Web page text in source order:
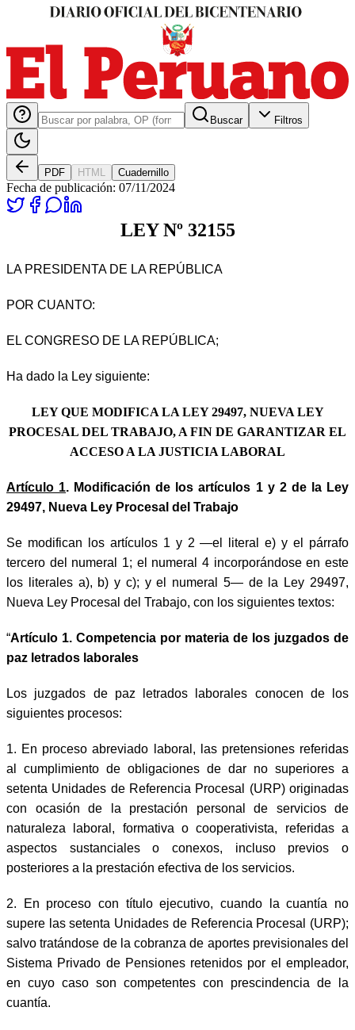
Buscar Filtros
PDF HTML Cuadernillo
Fecha de publicación: 07/11/2024
LEY Nº 32155
LA PRESIDENTA DE LA REPÚBLICA
POR CUANTO:
EL CONGRESO DE LA REPÚBLICA;
Ha dado la Ley siguiente:
LEY QUE MODIFICA LA LEY 29497, NUEVA LEY
PROCESAL DEL TRABAJO, A FIN DE GARANTIZAR EL
ACCESO A LA JUSTICIA LABORAL
Artículo 1. Modificación de los artículos 1 y 2 de la Ley
29497, Nueva Ley Procesal del Trabajo
Se modifican los artículos 1 y 2 —el literal e) y el párrafo
tercero del numeral 1; el numeral 4 incorporándose en este
los literales a), b) y c); y el numeral 5— de la Ley 29497,
Nueva Ley Procesal del Trabajo, con los siguientes textos:
“Artículo 1. Competencia por materia de los juzgados de
paz letrados laborales
Los juzgados de paz letrados laborales conocen de los
siguientes procesos:
1. En proceso abreviado laboral, las pretensiones referidas
al cumplimiento de obligaciones de dar no superiores a
setenta Unidades de Referencia Procesal (URP) originadas
con ocasión de la prestación personal de servicios de
naturaleza laboral, formativa o cooperativista, referidas a
aspectos sustanciales o conexos, incluso previos o
posteriores a la prestación efectiva de los servicios.
2.
En proceso con título ejecutivo, cuando la cuantía no
supere las setenta Unidades de Referencia Procesal (URP);
salvo tratándose de la cobranza de aportes previsionales del
Sistema Privado de Pensiones retenidos por el empleador,
en cuyo caso son competentes con prescindencia de la
cuantía.